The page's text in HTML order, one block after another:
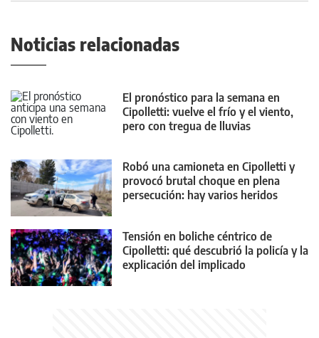
Noticias relacionadas
El pronóstico para la semana en
Cipolletti: vuelve el frío y el viento,
pero con tregua de lluvias
Robó una camioneta en Cipolletti y
provocó brutal choque en plena
persecución: hay varios heridos
Tensión en boliche céntrico de
Cipolletti: qué descubrió la policía y la
explicación del implicado